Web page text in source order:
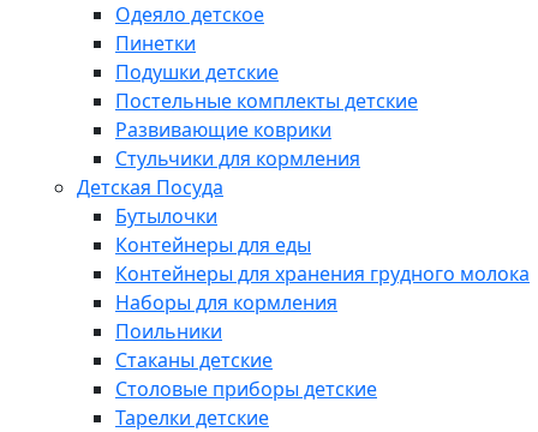
Одеяло детское
Пинетки
Подушки детские
Постельные комплекты детские
Развивающие коврики
Стульчики для кормления
Детская Посуда
Бутылочки
Контейнеры для еды
Контейнеры для хранения грудного молока
Наборы для кормления
Поильники
Стаканы детские
Столовые приборы детские
Тарелки детские